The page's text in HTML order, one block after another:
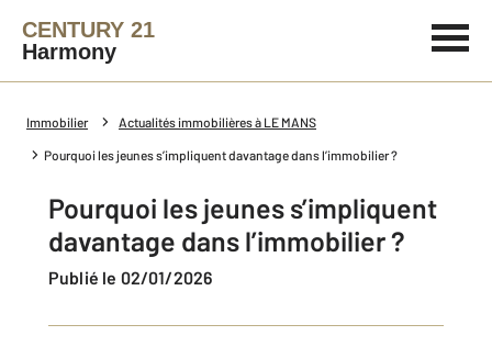
CENTURY 21
Harmony
Immobilier Actualités immobilières à LE MANS
Pourquoi les jeunes s’impliquent davantage dans l’immobilier ?
Pourquoi les jeunes s’impliquent
davantage dans l’immobilier ?
Publié le 02/01/2026